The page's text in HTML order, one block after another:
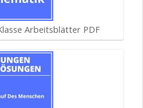
Arbeitsblätter PDF